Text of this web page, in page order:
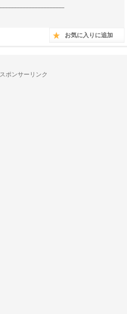
お気に入りに追加
ポンサーリンク